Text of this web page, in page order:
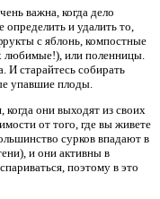
важна, когда дело
и удалить то,
с яблонь, компостные
любимые!), или поленницы.
И старайтесь собирать
упавшие плоды.
они выходят из своих
от того, где вы живете
сурков впадают в
и они активны в
поэтому в это